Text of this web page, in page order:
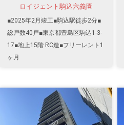
ロイジェント駒込六義園
■2025年2月竣工■駒込駅徒歩2分■
総戸数40戸■東京都豊島区駒込1-3-
17■地上15階 RC造■フリーレント1
ヶ月